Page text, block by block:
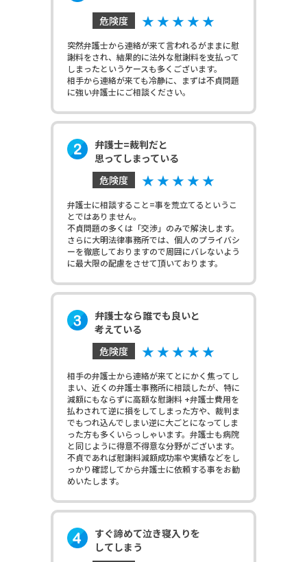
危険度 ★ ★ ★ ★ ★
突然弁護士から連絡が来て言われるがままに慰
謝料をされ、結果的に法外な慰謝料を支払って
しまったというケースも多くございます。
相手から連絡が来ても冷静に、まずは不貞問題
に強い弁護士にご相談ください。
弁護士=裁判だと
思ってしまっている
危険度
★ ★ ★ ★ ★
弁護士に相談すること=事を荒立てるというこ
とではありません。
不貞問題の多くは「交渉」のみで解決します。
さらに大明法律事務所では、個人のプライバシ
ーを徹底しておりますので周囲にバレないよう
に最大限の配慮をさせて頂いております。
弁護士なら誰でも良いと
考えている
危険度
★ ★ ★ ★ ★
相手の弁護士から連絡が来てとにかく焦ってし
まい、近くの弁護士事務所に相談したが、特に
減額にもならずに高額な慰謝料 +弁護士費用を
払わされて逆に損をしてしまった方や、裁判ま
でもつれ込んでしまい逆に大ごとになってしま
った方も多くいらっしゃいます。弁護士も病院
と同じように得意不得意な分野がございます。
不貞であれば慰謝料減額成功率や実績などをし
っかり確認してから弁護士に依頼する事をお勧
めいたします。
すぐ諦めて泣き寝入りを
してしまう